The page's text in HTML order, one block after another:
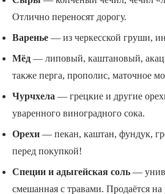
Отлично переносят дорогу.
Варенье — из черкесской груши,
Мёд — липовый, каштановый,
также перга, прополис, маточное
Чурчхела — грецкие и другие
уваренного виноградного сока.
Орехи — пекан, каштан, фундук,
перед покупкой!
Специи и адыгейская соль —
смешанная с травами. Продаётся